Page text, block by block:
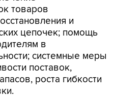
товаров
и
цепочек; помощь
в
системные меры
поставок,
роста гибкости